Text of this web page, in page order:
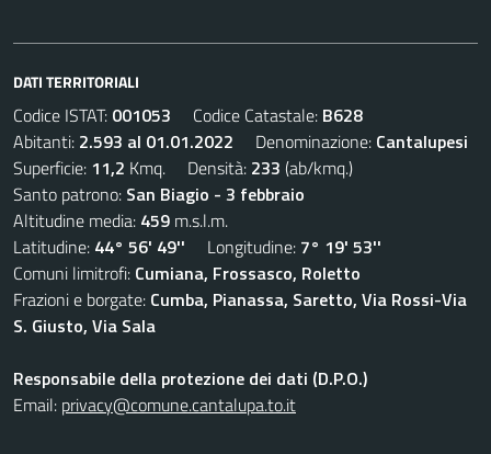
DATI TERRITORIALI
Codice ISTAT: 001053 Codice Catastale: B628
Abitanti: 2.593 al 01.01.2022 Denominazione: Cantalupesi
Superficie: 11,2 Kmq. Densità: 233 (ab/kmq.)
Santo patrono: San Biagio - 3 febbraio
Altitudine media: 459 m.s.l.m.
Latitudine: 44° 56' 49'' Longitudine: 7° 19' 53''
Comuni limitrofi: Cumiana, Frossasco, Roletto
Frazioni e borgate: Cumba, Pianassa, Saretto, Via Rossi-Via
S. Giusto, Via Sala
Responsabile della protezione dei dati (D.P.O.)
Email: privacy@comune.cantalupa.to.it